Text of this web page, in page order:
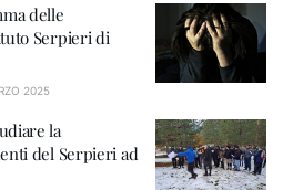
delle
Serpieri di
2025
la
del Serpieri ad